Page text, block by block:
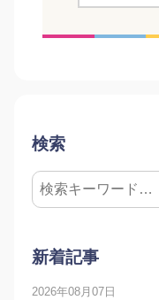
検索
新着記事
2026年08月07日